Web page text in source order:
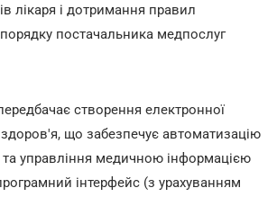
лікаря і дотримання правил
постачальника медпослуг
створення електронної
що забезпечує автоматизацію
та управління медичною інформацією
інтерфейс (з урахуванням